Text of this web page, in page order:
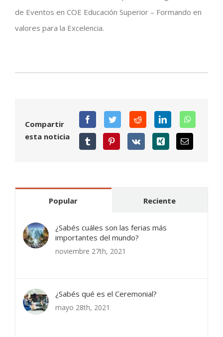
de Eventos en COE Educación Superior – Formando en
valores para la Excelencia.
Compartir
esta noticia
Popular Reciente
¿Sabés cuáles son las ferias más
importantes del mundo?
noviembre 27th, 2021
¿Sabés qué es el Ceremonial?
mayo 28th, 2021